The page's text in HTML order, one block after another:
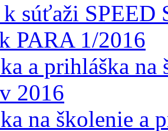
k súťaži SPEED
PARA 1/2016
a prihláška
2016
na školenie a